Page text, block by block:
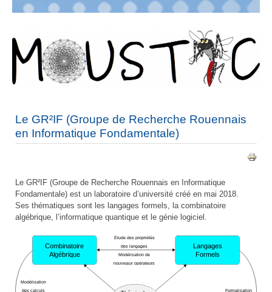
Le GR²IF (Groupe de Recherche Rouennais
en Informatique Fondamentale)
Le GR²IF (Groupe de Recherche Rouennais en Informatique
Fondamentale) est un laboratoire d’université créé en mai 2018.
Ses thématiques sont les langages formels, la combinatoire
algébrique, l’informatique quantique et le génie logiciel.